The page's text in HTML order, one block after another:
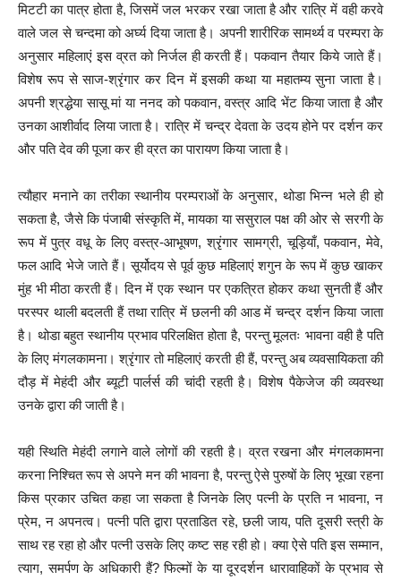
मिटटी का पात्र होता है, जिसमें जल भरकर रखा जाता है और रात्रि में वही करवे
वाले जल से चन्दमा को अर्घ्य दिया जाता है। अपनी शारीरिक सामर्थ्य व परम्परा के
अनुसार महिलाएं इस व्रत को निर्जल ही करती हैं। पकवान तैयार किये जाते हैं।
विशेष रूप से साज-श्रृंगार कर दिन में इसकी कथा या महातम्य सुना जाता है।
अपनी श्रद्धेया सासू मां या ननद को पकवान, वस्त्र आदि भेंट किया जाता है और
उनका आशीर्वाद लिया जाता है। रात्रि में चन्द्र देवता के उदय होने पर दर्शन कर
और पति देव की पूजा कर ही व्रत का पारायण किया जाता है।
त्यौहार मनाने का तरीका स्थानीय परम्पराओं के अनुसार, थोडा भिन्न भले ही हो
सकता है, जैसे कि पंजाबी संस्कृति में, मायका या ससुराल पक्ष की ओर से सरगी के
रूप में पुत्र वधू के लिए वस्त्र-आभूषण, श्रृंगार सामग्री, चूड़ियाँ, पकवान, मेवे,
फल आदि भेजे जाते हैं। सूर्योदय से पूर्व कुछ महिलाएं शगुन के रूप में कुछ खाकर
मुंह भी मीठा करती हैं। दिन में एक स्थान पर एकत्रित होकर कथा सुनती हैं और
परस्पर थाली बदलती हैं तथा रात्रि में छलनी की आड में चन्द्र दर्शन किया जाता
है। थोडा बहुत स्थानीय प्रभाव परिलक्षित होता है, परन्तु मूलतः भावना वही है पति
के लिए मंगलकामना। श्रृंगार तो महिलाएं करती ही हैं, परन्तु अब व्यवसायिकता की
दौड़ में मेहंदी और ब्यूटी पार्लर्स की चांदी रहती है। विशेष पैकेजेज की व्यवस्था
उनके द्वारा की जाती है।
यही स्थिति मेहंदी लगाने वाले लोगों की रहती है। व्रत रखना और मंगलकामना
करना निश्चित रूप से अपने मन की भावना है, परन्तु ऐसे पुरुषों के लिए भूखा रहना
किस प्रकार उचित कहा जा सकता है जिनके लिए पत्नी के प्रति न भावना, न
प्रेम, न अपनत्व। पत्नी पति द्वारा प्रताडित रहे, छली जाय, पति दूसरी स्त्री के
साथ रह रहा हो और पत्नी उसके लिए कष्ट सह रही हो। क्या ऐसे पति इस सम्मान,
त्याग, समर्पण के अधिकारी हैं? फिल्मों के या दूरदर्शन धारावाहिकों के प्रभाव से